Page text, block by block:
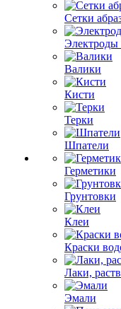
Сетки
Электроды
Валики
Кисти
Терки
Шпатели
Герметики
Грунтовки
Клеи
Краски
Лаки,
Эмали